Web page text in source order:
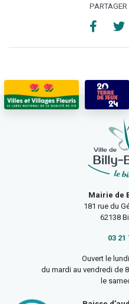
Mairie de
181 rue du
62138
03 21
Ouvert le
du mardi au vendredi de
le